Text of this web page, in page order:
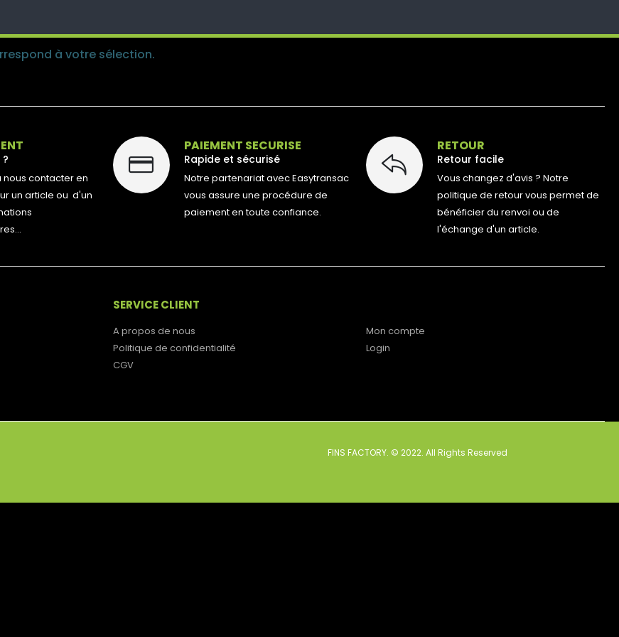
à votre sélection.
nous contacter en
un article ou d'un
PAIEMENT SECURISE
Rapide et sécurisé
Notre partenariat avec Easytransac
vous assure une procédure de
paiement en toute confiance.
RETOUR
Retour facile
Vous changez d'avis ? Notre
politique de retour vous permet de
bénéficier du renvoi ou de
l'échange d'un article.
SERVICE CLIENT
A propos de nous
Politique de confidentialité
CGV
Mon compte
Login
FINS FACTORY. © 2022. All Rights Reserved